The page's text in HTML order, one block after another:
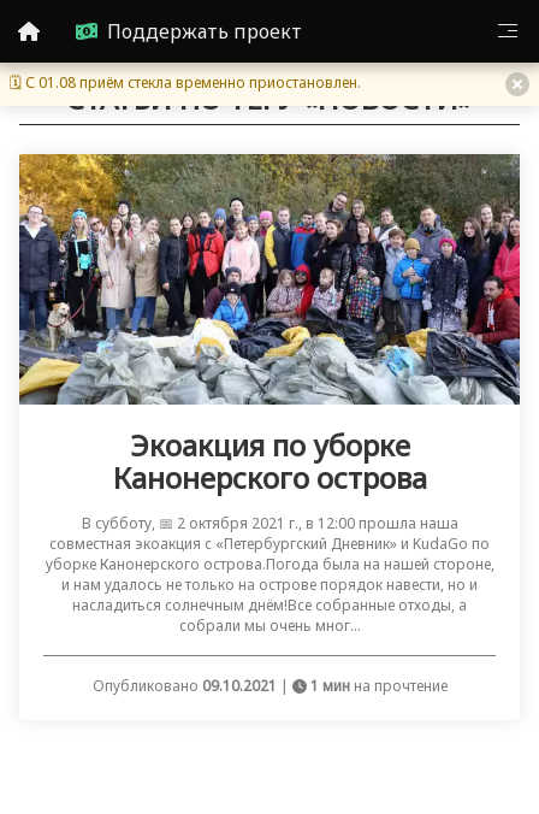
Поддержать проект
🗓 С 01.08 приём стекла временно приостановлен.
СТАТЬИ ПО ТЕГУ «НОВОСТИ»
Экоакция по уборке
Канонерского острова
В субботу, 📅 2 октября 2021 г., в 12:00 прошла наша
совместная экоакция с «Петербургский Дневник» и KudaGo по
уборке Канонерского острова.Погода была на нашей стороне,
и нам удалось не только на острове порядок навести, но и
насладиться солнечным днём!Все собранные отходы, а
собрали мы очень мног...
Опубликовано 09.10.2021 | 1 минна прочтение